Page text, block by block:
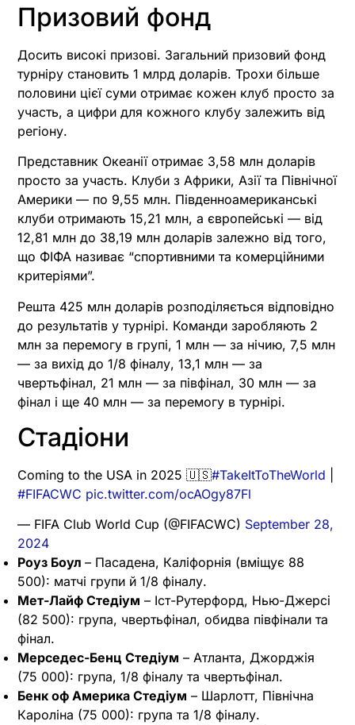
Призовий фонд
Досить високі призові. Загальний призовий фонд
турніру становить 1 млрд доларів. Трохи більше
половини цієї суми отримає кожен клуб просто за
участь, а цифри для кожного клубу залежить від
регіону.
Представник Океанії отримає 3,58 млн доларів
просто за участь. Клуби з Африки, Азії та Північної
Америки — по 9,55 млн. Південноамериканські
клуби отримають 15,21 млн, а європейські — від
12,81 млн до 38,19 млн доларів залежно від того,
що ФІФА називає “спортивними та комерційними
критеріями”.
Решта 425 млн доларів розподіляється відповідно
до результатів у турнірі. Команди заробляють 2
млн за перемогу в групі, 1 млн — за нічию, 7,5 млн
— за вихід до 1/8 фіналу, 13,1 млн — за
чвертьфінал, 21 млн — за півфінал, 30 млн — за
фінал і ще 40 млн — за перемогу в турнірі.
Стадіони
Coming to the USA in 2025 🇺🇸#TakeItToTheWorld
#FIFACWC pic.twitter.com/ocAOgy87Fl
— FIFA Club World Cup (@FIFACWC) September 28,
2024
Роуз Боул – Пасадена, Каліфорнія (вміщує 88
500): матчі групи й 1/8 фіналу.
Мет-Лайф Стедіум – Іст-Рутерфорд, Нью-Джерсі
(82 500): група, чвертьфінал, обидва півфінали та
фінал.
Мерседес-Бенц Стедіум – Атланта, Джорджія
(75 000): група, 1/8 фіналу та чвертьфінал.
Бенк оф Америка Стедіум – Шарлотт, Північна
Кароліна (75 000): група та 1/8 фіналу.